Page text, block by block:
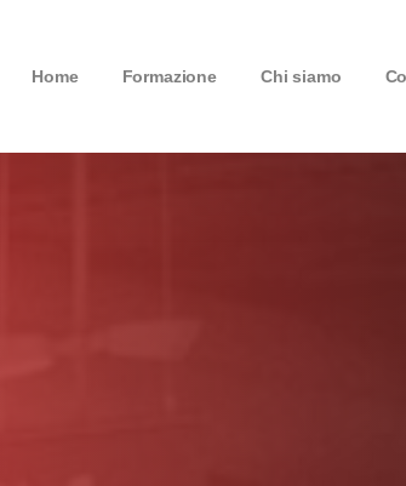
Home Formazione Chi siamo